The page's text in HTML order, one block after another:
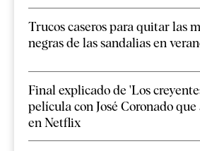
Trucos caseros para quitar las
negras de las sandalias en
Final explicado de 'Los
película con José Coronado que
en Netflix